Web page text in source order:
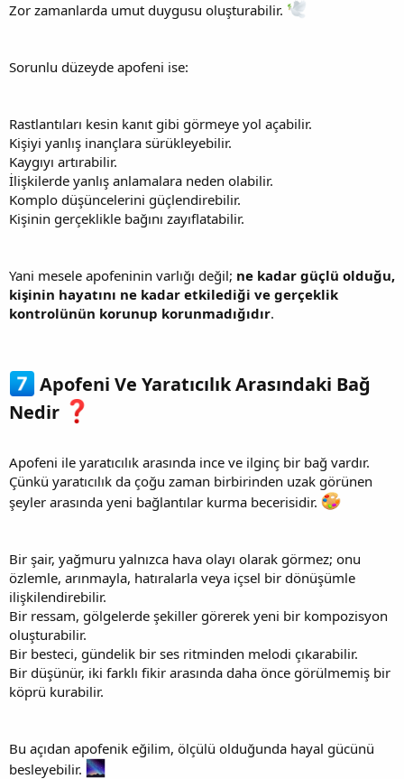
Zor zamanlarda umut duygusu oluşturabilir.
Sorunlu düzeyde apofeni ise:
Rastlantıları kesin kanıt gibi görmeye yol açabilir.
Kişiyi yanlış inançlara sürükleyebilir.
Kaygıyı artırabilir.
İlişkilerde yanlış anlamalara neden olabilir.
Komplo düşüncelerini güçlendirebilir.
Kişinin gerçeklikle bağını zayıflatabilir.
Yani mesele apofeninin varlığı değil; ne kadar güçlü olduğu,
kişinin hayatını ne kadar etkilediği ve gerçeklik
kontrolünün korunup korunmadığıdır.
Apofeni Ve Yaratıcılık Arasındaki Bağ
Nedir
Apofeni ile yaratıcılık arasında ince ve ilginç bir bağ vardır.
Çünkü yaratıcılık da çoğu zaman birbirinden uzak görünen
şeyler arasında yeni bağlantılar kurma becerisidir.
Bir şair, yağmuru yalnızca hava olayı olarak görmez; onu
özlemle, arınmayla, hatıralarla veya içsel bir dönüşümle
ilişkilendirebilir.
Bir ressam, gölgelerde şekiller görerek yeni bir kompozisyon
oluşturabilir.
Bir besteci, gündelik bir ses ritminden melodi çıkarabilir.
Bir düşünür, iki farklı fikir arasında daha önce görülmemiş bir
köprü kurabilir.
Bu açıdan apofenik eğilim, ölçülü olduğunda hayal gücünü
besleyebilir.